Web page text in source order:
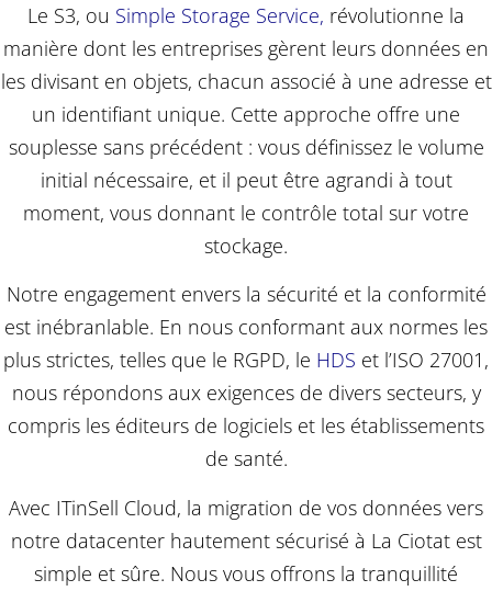
Le S3, ou Simple Storage Service, révolutionne la
manière dont les entreprises gèrent leurs données en
les divisant en objets, chacun associé à une adresse et
un identifiant unique. Cette approche offre une
souplesse sans précédent : vous définissez le volume
initial nécessaire, et il peut être agrandi à tout
moment, vous donnant le contrôle total sur votre
stockage.
Notre engagement envers la sécurité et la conformité
est inébranlable. En nous conformant aux normes les
plus strictes, telles que le RGPD, le HDS et l’ISO 27001,
nous répondons aux exigences de divers secteurs, y
compris les éditeurs de logiciels et les établissements
de santé.
Avec ITinSell Cloud, la migration de vos données vers
notre datacenter hautement sécurisé à La Ciotat est
simple et sûre. Nous vous offrons la tranquillité